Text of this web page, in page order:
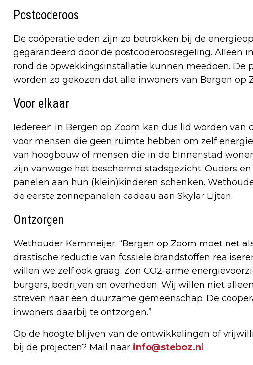
Postcoderoos
De coöperatieleden zijn zo betrokken bij de
gegarandeerd door de postcoderoosregeling. Alleen
rond de opwekkingsinstallatie kunnen meedoen. De
worden zo gekozen dat alle inwoners van Bergen op
Voor elkaar
Iedereen in Bergen op Zoom kan dus lid worden van
voor mensen die geen ruimte hebben om zelf
van hoogbouw of mensen die in de binnenstad
zijn vanwege het beschermd stadsgezicht. Ouders
panelen aan hun (klein)kinderen schenken.
de eerste zonnepanelen cadeau aan Skylar Lijten.
Ontzorgen
Wethouder Kammeijer: “Bergen op Zoom moet net
drastische reductie van fossiele brandstoffen
willen we zelf ook graag. Zon CO2-arme
burgers, bedrijven en overheden. Wij willen niet
streven naar een duurzame gemeenschap. De
inwoners daarbij te ontzorgen.”
Op de hoogte blijven van de ontwikkelingen of
bij de projecten? Mail naar info@steboz.nl